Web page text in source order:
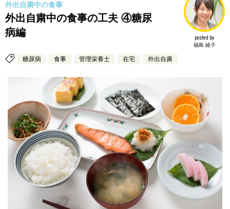
外出自粛中の食事
外出自粛中の食事の工夫 ④糖尿
病編
posted by
福島 綾子
糖尿病 食事 管理栄養士 在宅 外出自粛